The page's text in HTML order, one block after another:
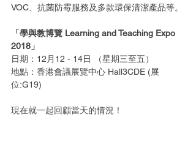
VOC、抗菌防霉服務及多款環保清潔產品等。
「學與教博覽 Learning and Teaching Expo
2018」
日期：12月12 - 14日 （星期三至五）
地點：香港會議展覽中心 Hall3CDE (展
位:G19)
現在就一起回顧當天的情況！